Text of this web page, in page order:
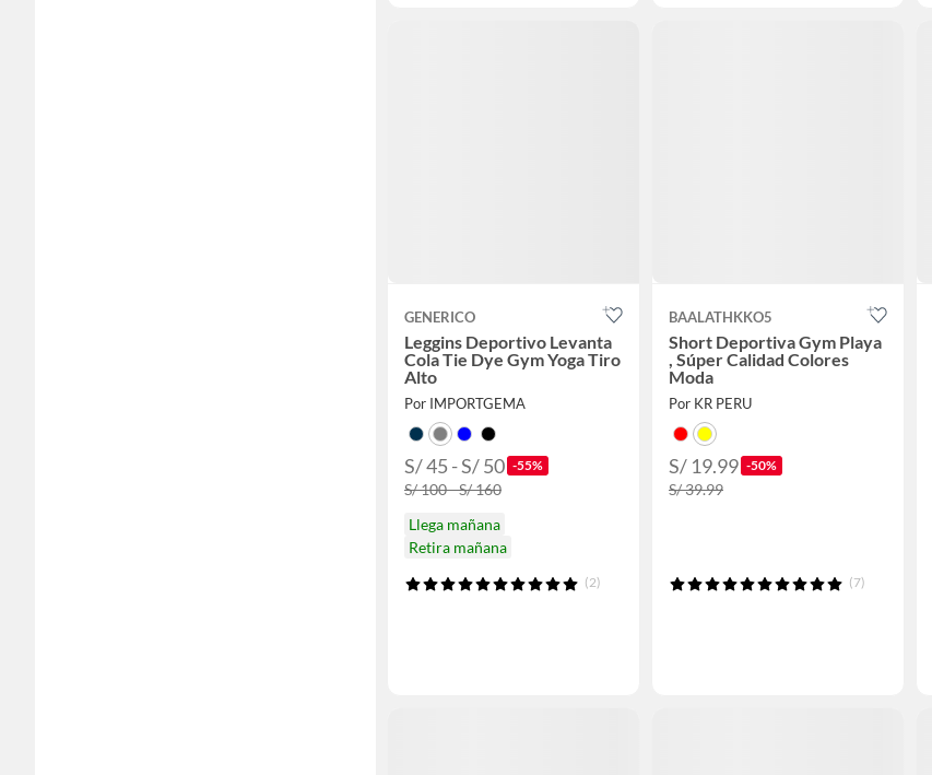
GENERICO
Leggins Deportivo Levanta
Cola Tie Dye Gym Yoga Tiro
Alto
Por IMPORTGEMA
S/ 45 - S/ 50 -55%
S/ 100 - S/ 160
Llega mañana
Retira mañana
(2)
BAALATHKKO5
Short Deportiva Gym Playa
, Súper Calidad Colores
Moda
Por KR PERU
S/ 19.99 -50%
S/ 39.99
(7)